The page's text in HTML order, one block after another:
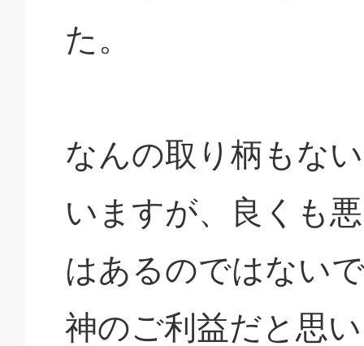
た。
なんの取り柄もな
いますが、良くも
はあるのではない
神のご利益だと思